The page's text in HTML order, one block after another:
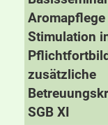
Aromapflege
Stimulation
zusätzliche
SGB XI